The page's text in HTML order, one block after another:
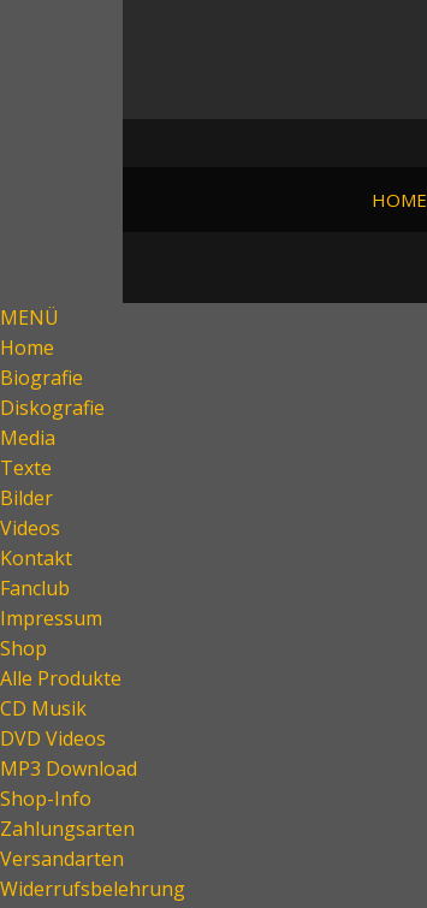
HOME
MENÜ
Home
Biografie
Diskografie
Media
Texte
Bilder
Videos
Kontakt
Fanclub
Impressum
Shop
Alle Produkte
CD Musik
DVD Videos
MP3 Download
Shop-Info
Zahlungsarten
Versandarten
Widerrufsbelehrung